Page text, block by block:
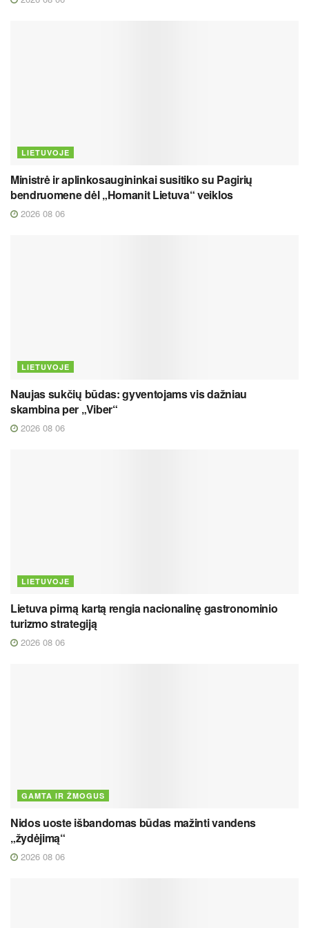
LIETUVOJE
Ministrė ir aplinkosaugininkai susitiko su Pagirių
bendruomene dėl „Homanit Lietuva“ veiklos
2026 08 06
LIETUVOJE
Naujas sukčių būdas: gyventojams vis dažniau
skambina per „Viber“
2026 08 06
LIETUVOJE
Lietuva pirmą kartą rengia nacionalinę gastronominio
turizmo strategiją
2026 08 06
GAMTA IR ŽMOGUS
Nidos uoste išbandomas būdas mažinti vandens
„žydėjimą“
2026 08 06